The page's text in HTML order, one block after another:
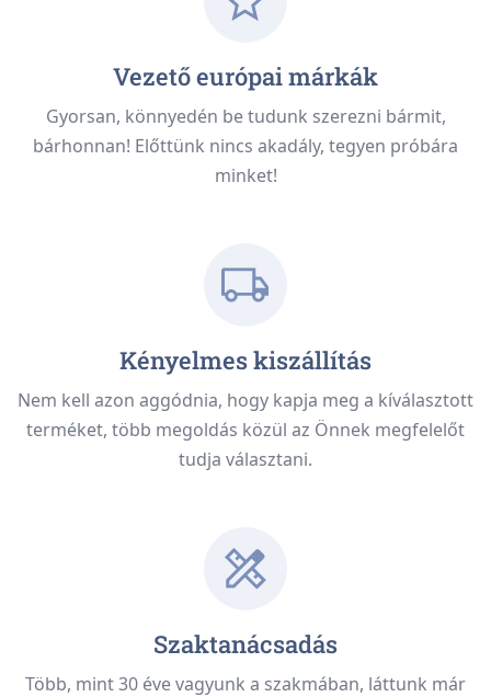
Vezető európai márkák
Gyorsan, könnyedén be tudunk szerezni bármit,
bárhonnan! Előttünk nincs akadály, tegyen próbára
minket!
Kényelmes kiszállítás
Nem kell azon aggódnia, hogy kapja meg a kíválasztott
terméket, több megoldás közül az Önnek megfelelőt
tudja választani.
Szaktanácsadás
Több, mint 30 éve vagyunk a szakmában, láttunk már